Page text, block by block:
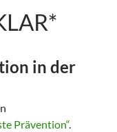
in der
Prävention“.